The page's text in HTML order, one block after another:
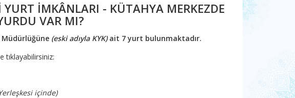
YURT İMKÂNLARI - KÜTAHYA MERKEZDE
VAR MI?
Müdürlüğüne (eski adıyla KYK)ait 7 yurt bulunmaktadır.
tıklayabilirsiniz:
içinde)